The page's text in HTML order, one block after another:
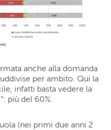
anche alla domanda
per ambito. Qui la
infatti basta vedere la
più del 60%.
(nei primi due anni 2